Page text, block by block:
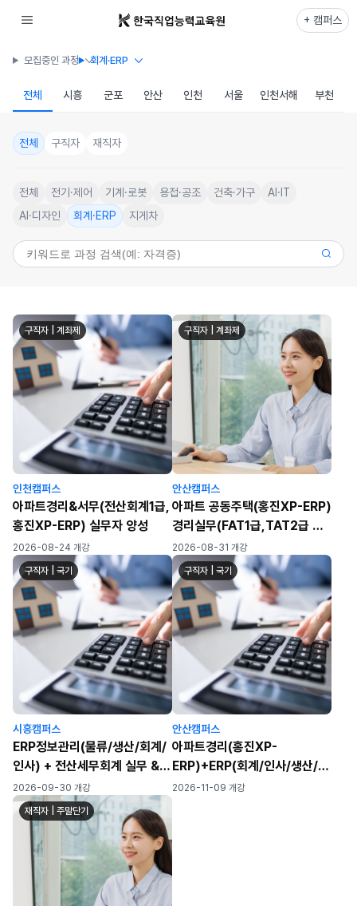
+ 캠퍼스
모집중인 과정 회계·ERP
전체 시흥 군포 안산 인천 서울 인천서해 부천
전체 구직자 재직자
전체 전기·제어 기계·로봇 용접·공조 건축·가구
AI·IT
AI·디자인
회계·ERP 지게차
구직자 | 계좌제
인천캠퍼스
아파트경리&서무(전산회계1급,
홍진XP-ERP) 실무자 양성
2026-08-24 개강
구직자 | 계좌제
안산캠퍼스
아파트 공동주택(홍진XP-ERP)
경리실무(FAT1급,TAT2급 자
격취득)
2026-08-31 개강
구직자 | 국기
시흥캠퍼스
ERP정보관리(물류/생산/회계/
인사) + 전산세무회계 실무 &
자격증 취득 과정
2026-09-30 개강
구직자 | 국기
안산캠퍼스
아파트경리(홍진XP-
ERP)+ERP(회계/인사/생산/물
류)+전산세무회계
2026-11-09 개강
재직자 | 주말단기